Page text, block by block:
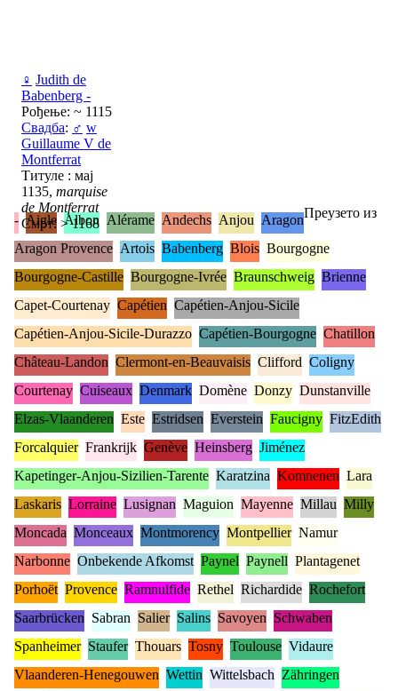
♀ Judith de
Babenberg -
Рођење: ~ 1115
Свадба: ♂ w
Guillaume V de
Montferrat
Титуле : мај
1135, marquise
de Montferrat
Смрт: > 1168
- Aigle Albon Alérame Andechs Anjou Aragon
Aragon Provence Artois Babenberg Blois Bourgogne
Bourgogne-Castille Bourgogne-Ivrée Braunschweig Brienne
Capet-Courtenay Capétien Capétien-Anjou-Sicile
Capétien-Anjou-Sicile-Durazzo Capétien-Bourgogne Chatillon
Château-Landon Clermont-en-Beauvaisis Clifford Coligny
Courtenay Cuiseaux Denmark Domène Donzy Dunstanville
Elzas-Vlaanderen Este Estridsen Everstein Faucigny FitzEdith
Forcalquier Frankrijk Genève Heinsberg Jiménez
Kapetinger-Anjou-Sizilien-Tarente Karatzina Komnenen Lara
Laskaris Lorraine Lusignan Maguion Mayenne Millau Milly
Moncada Monceaux Montmorency Montpellier Namur
Narbonne Onbekende Afkomst Paynel Paynell Plantagenet
Porhoët Provence Ramnulfide Rethel Richardide Rochefort
Saarbrücken Sabran Salier Salins Savoyen Schwaben
Spanheimer Staufer Thouars Tosny Toulouse Vidaure
Vlaanderen-Henegouwen Wettin Wittelsbach Zähringen
Преузето из